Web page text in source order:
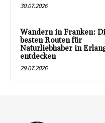
30.07.2026
Wandern in Franken:
besten Routen für
Naturliebhaber in
entdecken
29.07.2026